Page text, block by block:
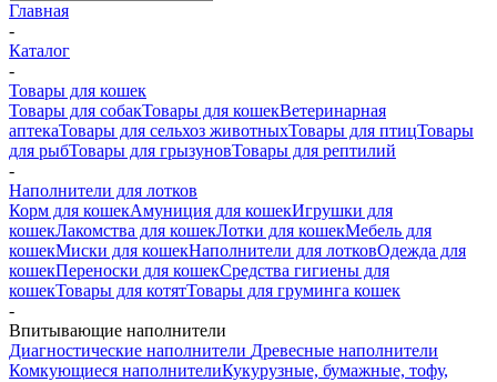
Главная
-
Каталог
-
Товары для кошек
Товары для собакТовары для кошекВетеринарная
аптекаТовары для сельхоз животныхТовары для птицТовары
для рыбТовары для грызуновТовары для рептилий
-
Наполнители для лотков
Корм для кошекАмуниция для кошекИгрушки для
кошекЛакомства для кошекЛотки для кошекМебель для
кошекМиски для кошекНаполнители для лотковОдежда для
кошекПереноски для кошекСредства гигиены для
кошекТовары для котятТовары для груминга кошек
-
Впитывающие наполнители
Диагностические наполнители Древесные наполнители
Комкующиеся наполнителиКукурузные, бумажные, тофу,